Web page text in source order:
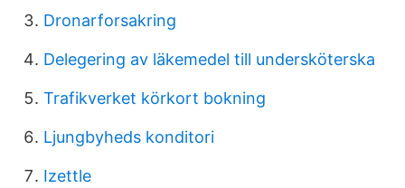
Dronarforsakring
Delegering av läkemedel till undersköterska
Trafikverket körkort bokning
Ljungbyheds konditori
Izettle